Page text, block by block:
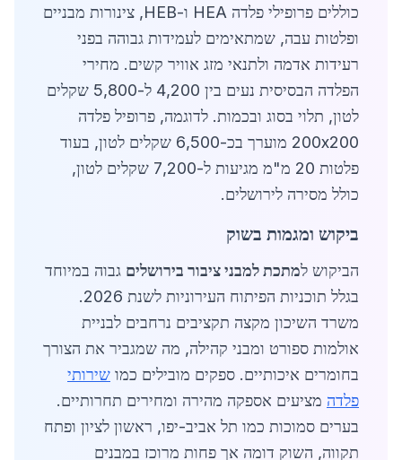
כוללים פרופילי פלדה HEA ו-HEB, צינורות מבניים
ופלטות עבה, שמתאימים לעמידות גבוהה בפני
רעידות אדמה ולתנאי מזג אוויר קשים. מחירי
הפלדה הבסיסית נעים בין 4,200 ל-5,800 שקלים
לטון, תלוי בסוג ובכמות. לדוגמה, פרופיל פלדה
200x200 מוערך בכ-6,500 שקלים לטון, בעוד
פלטות 20 מ"מ מגיעות ל-7,200 שקלים לטון,
כולל מסירה לירושלים.
ביקוש ומגמות בשוק
הביקוש למתכת למבני ציבור בירושלים גבוה במיוחד
בגלל תוכניות הפיתוח העירוניות לשנת 2026.
משרד השיכון מקצה תקציבים נרחבים לבניית
אולמות ספורט ומבני קהילה, מה שמגביר את הצורך
בחומרים איכותיים. ספקים מובילים כמו שירותי
פלדה מציעים אספקה מהירה ומחירים תחרותיים.
בערים סמוכות כמו תל אביב-יפו, ראשון לציון ופתח
תקווה, השוק דומה אך פחות מרוכז במבנים